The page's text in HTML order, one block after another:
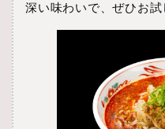
深い味わいで、ぜひお試